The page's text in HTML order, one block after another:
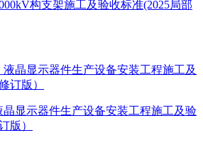
构支架施工及验收标准(2025局部
晶显示器件生产设备安装工程施工及验
版）